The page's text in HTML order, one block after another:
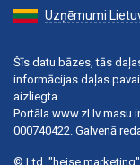
Uzņēmumi
Šīs datu bāzes, tās
informācijas daļas
aizliegta.
Portāla www.zl.lv masu
000740422. Galvenā
© Ltd. "heise marketing"